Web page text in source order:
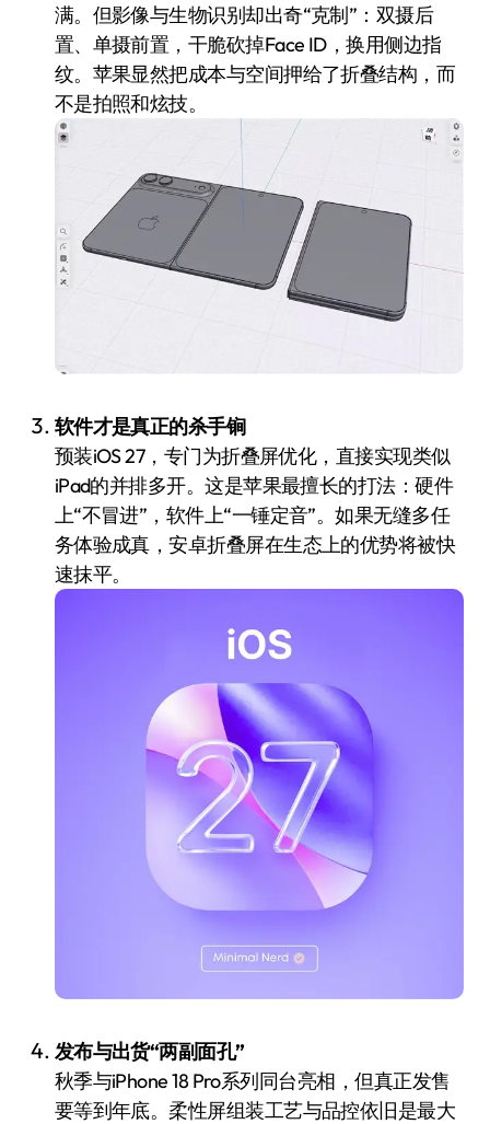
满。但影像与生物识别却出奇“克制”：双摄后
置、单摄前置，干脆砍掉Face ID，换用侧边指
纹。苹果显然把成本与空间押给了折叠结构，而
不是拍照和炫技。
软件才是真正的杀手锏
预装iOS 27，专门为折叠屏优化，直接实现类似
iPad的并排多开。这是苹果最擅长的打法：硬件
上“不冒进”，软件上“一锤定音”。如果无缝多任
务体验成真，安卓折叠屏在生态上的优势将被快
速抹平。
发布与出货“两副面孔”
秋季与iPhone 18 Pro系列同台亮相，但真正发售
要等到年底。柔性屏组装工艺与品控依旧是最大